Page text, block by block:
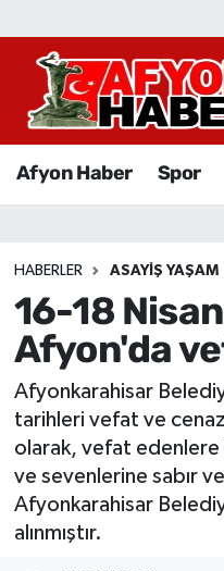
Afyon Haber Spor
HABERLER ASAYIŞ YAŞAM
16-18
Afyon'da
Afyonkarahisar
tarihleri vefat ve
olarak, vefat edenlere
ve sevenlerine sabır
Afyonkarahisar
alınmıştır.
Afyon Haber
Sağlık
Eğitim
Sivil Toplum
Ekonomi
Magazin